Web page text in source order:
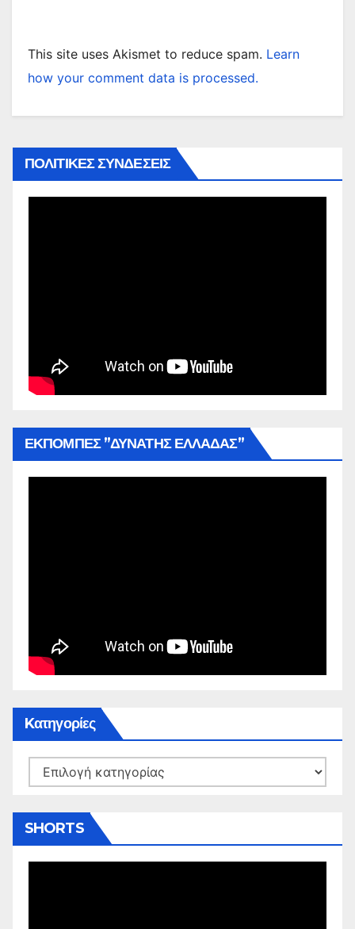
This site uses Akismet to reduce spam. Learn
how your comment data is processed.
ΠΟΛΙΤΙΚΕΣ ΣΥΝΔΕΣΕΙΣ
ΕΚΠΟΜΠΕΣ ”ΔΥΝΑΤΗΣ ΕΛΛΑΔΑΣ”
Kατηγορίες
Kατηγορίες
SHORTS